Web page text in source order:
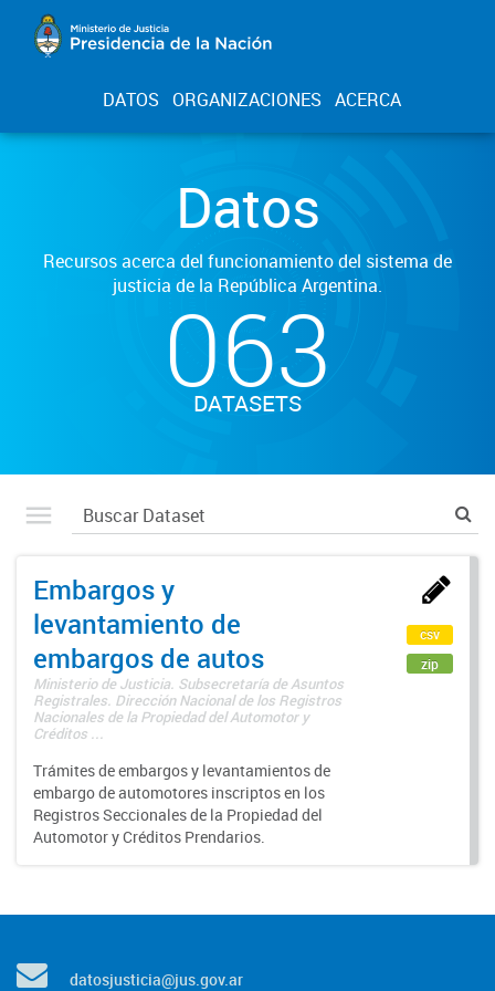
DATOS ORGANIZACIONES ACERCA
Datos
Recursos acerca del funcionamiento del sistema de
justicia de la República Argentina.
063
DATASETS
Embargos y
levantamiento de
embargos de autos
Ministerio de Justicia. Subsecretaría de Asuntos
Registrales. Dirección Nacional de los Registros
Nacionales de la Propiedad del Automotor y
Créditos ...
Trámites de embargos y levantamientos de
embargo de automotores inscriptos en los
Registros Seccionales de la Propiedad del
Automotor y Créditos Prendarios.
csv
zip
datosjusticia@jus.gov.ar